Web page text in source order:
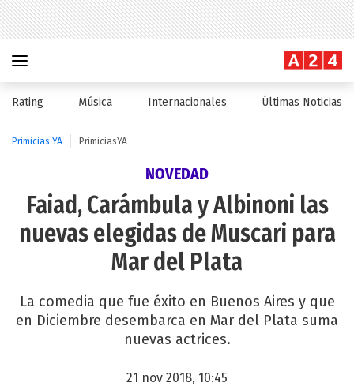
Rating Música Internacionales Últimas Noticias
Primicias YA PrimiciasYA
NOVEDAD
Faiad, Carámbula y Albinoni las
nuevas elegidas de Muscari para
Mar del Plata
La comedia que fue éxito en Buenos Aires y que
en Diciembre desembarca en Mar del Plata suma
nuevas actrices.
21 nov 2018, 10:45